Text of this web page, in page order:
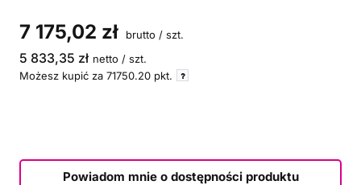
7 175,02 zł brutto / szt.
5 833,35 zł netto / szt.
Możesz kupić za 71750.20 pkt.
Powiadom mnie o dostępności produktu